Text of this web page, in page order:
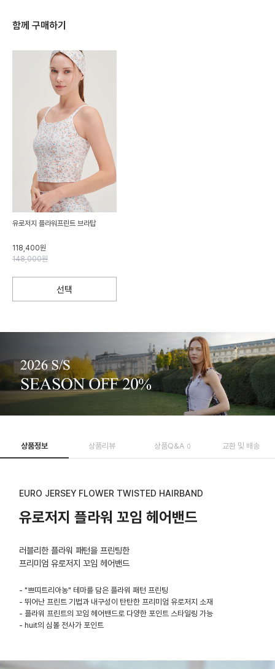
함께 구매하기
유로저지 플라워프린트 브라탑
118,400원
148,000원
선택
상품정보 상품리뷰 상품Q&A 0 교환 및 배송
EURO JERSEY FLOWER TWISTED HAIRBAND
유로저지 플라워 꼬임 헤어밴드
러블리한 플라워 패턴을 프린팅한
프리미엄 유로저지 꼬임 헤어밴드
- "쁘띠트리아농" 테마를 담은 플라워 패턴 프린팅
- 뛰어난 프린트 기법과 내구성이 탄탄한 프리미엄 유로저지 소재
- 플라워 프린트의 꼬임 헤어밴드로 다양한 포인트 스타일링 가능
- huit의 심볼 전사가 포인트